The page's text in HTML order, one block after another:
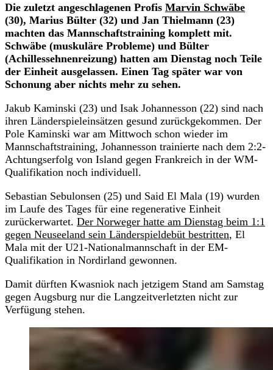
Die zuletzt angeschlagenen Profis Marvin Schwäbe
(30), Marius Bülter (32) und Jan Thielmann (23)
machten das Mannschaftstraining komplett mit.
Schwäbe (muskuläre Probleme) und Bülter
(Achillessehnenreizung) hatten am Dienstag noch Teile
der Einheit ausgelassen. Einen Tag später war von
Schonung aber nichts mehr zu sehen.
Jakub Kaminski (23) und Isak Johannesson (22) sind nach
ihren Länderspieleinsätzen gesund zurückgekommen. Der
Pole Kaminski war am Mittwoch schon wieder im
Mannschaftstraining, Johannesson trainierte nach dem 2:2-
Achtungserfolg von Island gegen Frankreich in der WM-
Qualifikation noch individuell.
Sebastian Sebulonsen (25) und Said El Mala (19) wurden
im Laufe des Tages für eine regenerative Einheit
zurückerwartet. Der Norweger hatte am Dienstag beim 1:1
gegen Neuseeland sein Länderspieldebüt bestritten, El
Mala mit der U21-Nationalmannschaft in der EM-
Qualifikation in Nordirland gewonnen.
Damit dürften Kwasniok nach jetzigem Stand am Samstag
gegen Augsburg nur die Langzeitverletzten nicht zur
Verfügung stehen.